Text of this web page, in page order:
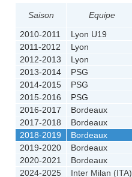
Saison Equipe
2010-2011
Lyon U19
2011-2012
Lyon
2012-2013
Lyon
2013-2014
PSG
2014-2015
PSG
2015-2016
PSG
2016-2017
Bordeaux
2017-2018
Bordeaux
2018-2019
Bordeaux
2019-2020
Bordeaux
2020-2021
Bordeaux
2024-2025
Inter Milan (ITA)